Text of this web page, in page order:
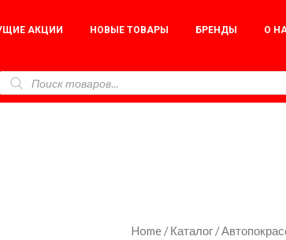
АКЦИИ НОВЫЕ ТОВАРЫ БРЕНДЫ О
Home /Каталог /
Губка